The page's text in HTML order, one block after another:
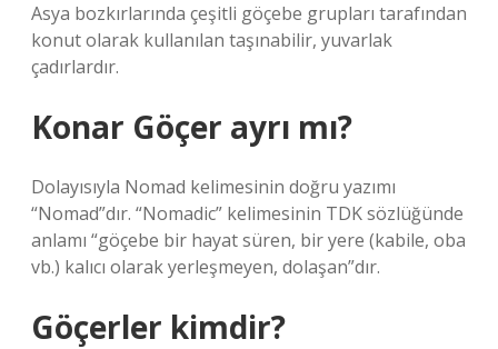
Asya bozkırlarında çeşitli göçebe grupları tarafından
konut olarak kullanılan taşınabilir, yuvarlak
çadırlardır.
Konar Göçer ayrı mı?
Dolayısıyla Nomad kelimesinin doğru yazımı
“Nomad”dır. “Nomadic” kelimesinin TDK sözlüğünde
anlamı “göçebe bir hayat süren, bir yere (kabile, oba
vb.) kalıcı olarak yerleşmeyen, dolaşan”dır.
Göçerler kimdir?